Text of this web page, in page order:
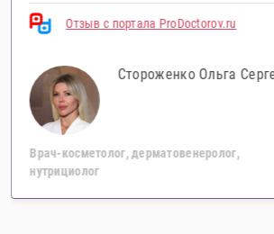
Отзыв с портала ProDoctorov.ru
Стороженко Ольга
Врач-косметолог, дерматовенеролог,
нутрициолог